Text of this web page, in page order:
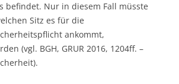
befindet. Nur in diesem Fall müsste
Sitz es für die
ankommt,
(vgl. BGH, GRUR 2016, 1204ff. –